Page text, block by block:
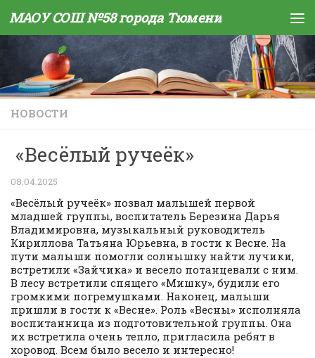
Skip to content
МАОУ СОШ №58 города Тюмени
НОВОСТИ
«Весёлый ручеёк»
08.04.2025
«Весёлый ручеёк» позвал малышей первой
младшей группы, воспитатель Березина Дарья
Владимировна, музыкальный руководитель
Кириллова Татьяна Юрьевна, в гости к Весне. На
пути малыши помогли солнышку найти лучики,
встретили «Зайчика» и весело потанцевали с ним.
В лесу встретили спящего «Мишку», будили его
громкими погремушками. Наконец, малыши
пришли в гости к «Весне». Роль «Весны» исполняла
воспитанница из подготовительной группы. Она
их встретила очень тепло, пригласила ребят в
хоровод. Всем было весело и интересно!